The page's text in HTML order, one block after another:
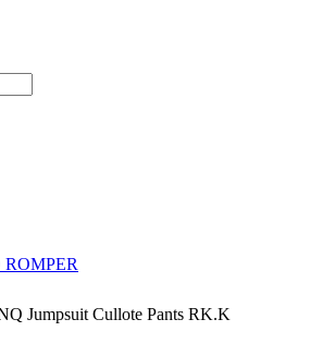
Jumpsuit Cullote Pants RK.K